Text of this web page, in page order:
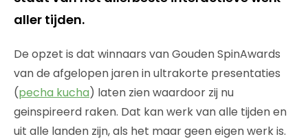
aller tijden.
De opzet is dat winnaars van Gouden SpinAwards
van de afgelopen jaren in ultrakorte presentaties
(pecha kucha) laten zien waardoor zij nu
geinspireerd raken. Dat kan werk van alle tijden en
uit alle landen zijn, als het maar geen eigen werk is.